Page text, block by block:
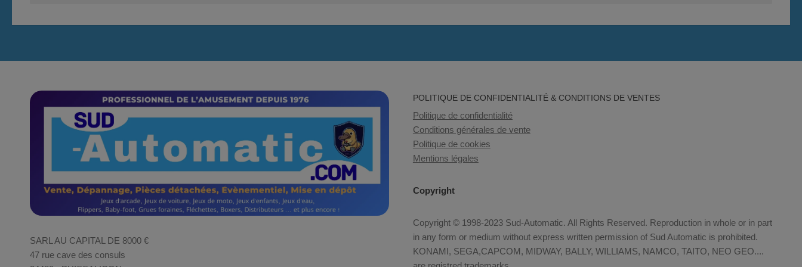
SARL AU CAPITAL DE 8000 €
47 rue cave des consuls
POLITIQUE DE CONFIDENTIALITÉ & CONDITIONS DE VENTES
Politique de confidentialité
Conditions générales de vente
Politique de cookies
Mentions légales
Copyright
Copyright © 1998-2023 Sud-Automatic. All Rights Reserved. Reproduction in whole or in part
in any form or medium without express written permission of Sud Automatic is prohibited.
KONAMI, SEGA,CAPCOM, MIDWAY, BALLY, WILLIAMS, NAMCO, TAITO, NEO GEO....